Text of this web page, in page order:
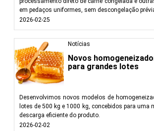
em pedaços uniformes, sem descongelação
2026-02-25
Notícias
Novos
para grandes lotes
Desenvolvimos novos modelos de
lotes de 500 kg e 1000 kg, concebidos para uma
descarga eficiente do produto.
2026-02-02